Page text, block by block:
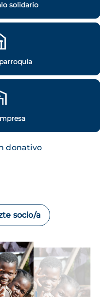
solidario
donativo
socio/a